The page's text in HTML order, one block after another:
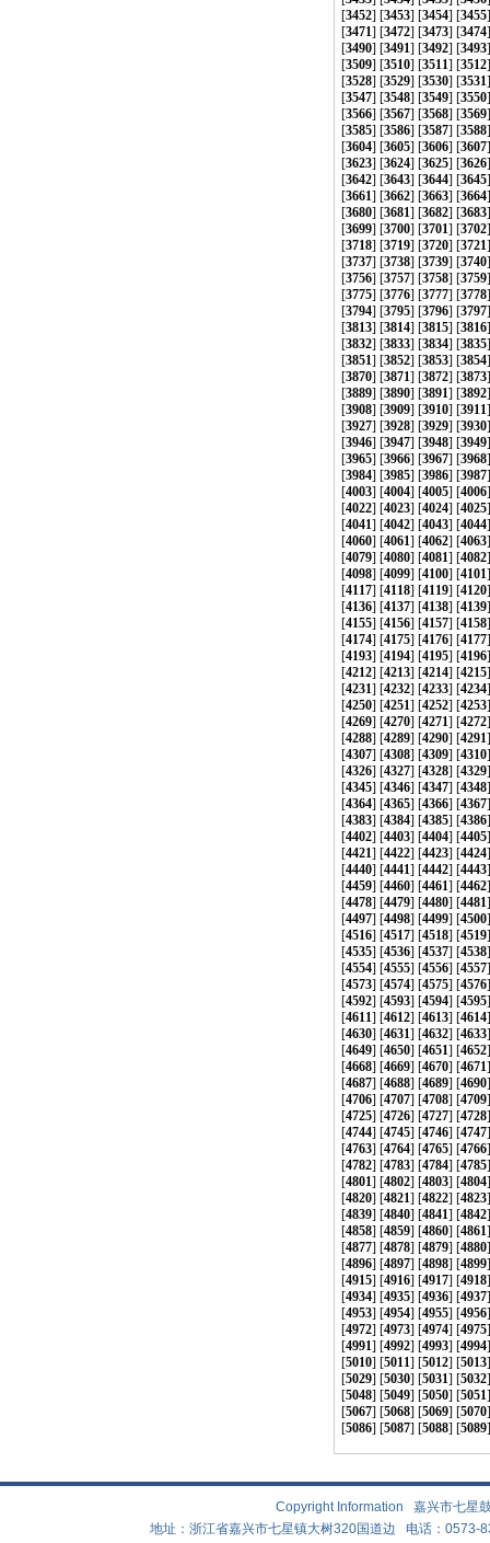
[3452] [3453] [3454] [3455
[3471] [3472] [3473] [3474
[3490] [3491] [3492] [3493
[3509] [3510] [3511] [3512
[3528] [3529] [3530] [3531
[3547] [3548] [3549] [3550
[3566] [3567] [3568] [3569
[3585] [3586] [3587] [3588
[3604] [3605] [3606] [3607
[3623] [3624] [3625] [3626
[3642] [3643] [3644] [3645
[3661] [3662] [3663] [3664
[3680] [3681] [3682] [3683
[3699] [3700] [3701] [3702
[3718] [3719] [3720] [3721
[3737] [3738] [3739] [3740
[3756] [3757] [3758] [3759
[3775] [3776] [3777] [3778
[3794] [3795] [3796] [3797
[3813] [3814] [3815] [3816
[3832] [3833] [3834] [3835
[3851] [3852] [3853] [3854
[3870] [3871] [3872] [3873
[3889] [3890] [3891] [3892
[3908] [3909] [3910] [3911
[3927] [3928] [3929] [3930
[3946] [3947] [3948] [3949
[3965] [3966] [3967] [3968
[3984] [3985] [3986] [3987
[4003] [4004] [4005] [4006
[4022] [4023] [4024] [4025
[4041] [4042] [4043] [4044
[4060] [4061] [4062] [4063
[4079] [4080] [4081] [4082
[4098] [4099] [4100] [4101
[4117] [4118] [4119] [4120
[4136] [4137] [4138] [4139
[4155] [4156] [4157] [4158
[4174] [4175] [4176] [4177
[4193] [4194] [4195] [4196
[4212] [4213] [4214] [4215
[4231] [4232] [4233] [4234
[4250] [4251] [4252] [4253
[4269] [4270] [4271] [4272
[4288] [4289] [4290] [4291
[4307] [4308] [4309] [4310
[4326] [4327] [4328] [4329
[4345] [4346] [4347] [4348
[4364] [4365] [4366] [4367
[4383] [4384] [4385] [4386
[4402] [4403] [4404] [4405
[4421] [4422] [4423] [4424
[4440] [4441] [4442] [4443
[4459] [4460] [4461] [4462
[4478] [4479] [4480] [4481
[4497] [4498] [4499] [4500
[4516] [4517] [4518] [4519
[4535] [4536] [4537] [4538
[4554] [4555] [4556] [4557
[4573] [4574] [4575] [4576
[4592] [4593] [4594] [4595
[4611] [4612] [4613] [4614
[4630] [4631] [4632] [4633
[4649] [4650] [4651] [4652
[4668] [4669] [4670] [4671
[4687] [4688] [4689] [4690
[4706] [4707] [4708] [4709
[4725] [4726] [4727] [4728
[4744] [4745] [4746] [4747
[4763] [4764] [4765] [4766
[4782] [4783] [4784] [4785
[4801] [4802] [4803] [4804
[4820] [4821] [4822] [4823
[4839] [4840] [4841] [4842
[4858] [4859] [4860] [4861
[4877] [4878] [4879] [4880
[4896] [4897] [4898] [4899
[4915] [4916] [4917] [4918
[4934] [4935] [4936] [4937
[4953] [4954] [4955] [4956
[4972] [4973] [4974] [4975
[4991] [4992] [4993] [4994
[5010] [5011] [5012] [5013
[5029] [5030] [5031] [5032
[5048] [5049] [5050] [5051
[5067] [5068] [5069] [5070
[5086] [5087] [5088] [5089
Copyright Information 嘉兴市七
地址：浙江省嘉兴市七星镇大树320国道边 电话：